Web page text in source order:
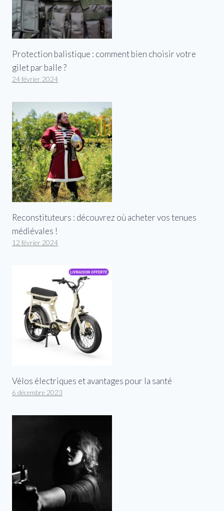
Protection balistique : comment bien choisir votre
gilet par balle ?
24 février 2024
Reconstituteurs : découvrez où acheter vos tenues
médiévales !
12 février 2024
Vélos électriques et avantages pour la santé
6 décembre 2023